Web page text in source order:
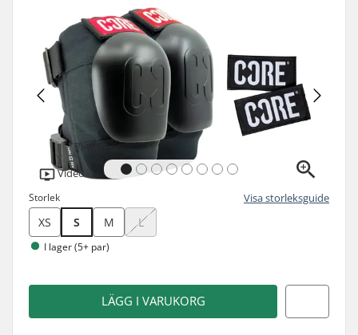
Video
Storlek Visa storleksguide
XS S M L
I lager (5+ par)
LÄGG I VARUKORG